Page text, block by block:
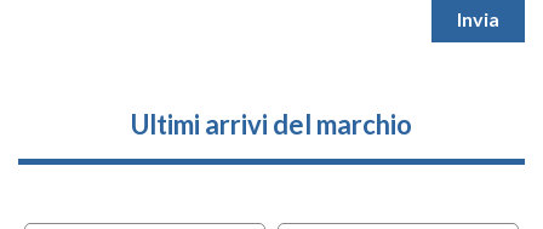
Ultimi arrivi del marchio